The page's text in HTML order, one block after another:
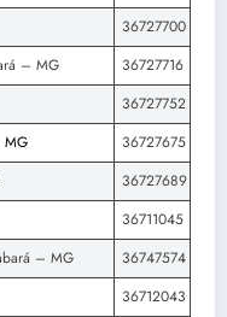
36727700
– MG
36727716
36727752
MG
36727675
36727689
36711045
– MG
36747574
36712043